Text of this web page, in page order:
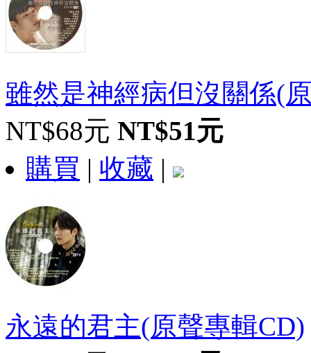
雖然是神經病但沒關係(
NT$68元 NT$51元
購買 | 收藏 |
永遠的君主(原聲專輯CD)